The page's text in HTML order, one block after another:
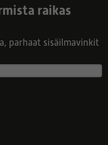
raikas
parhaat sisäilmavinkit